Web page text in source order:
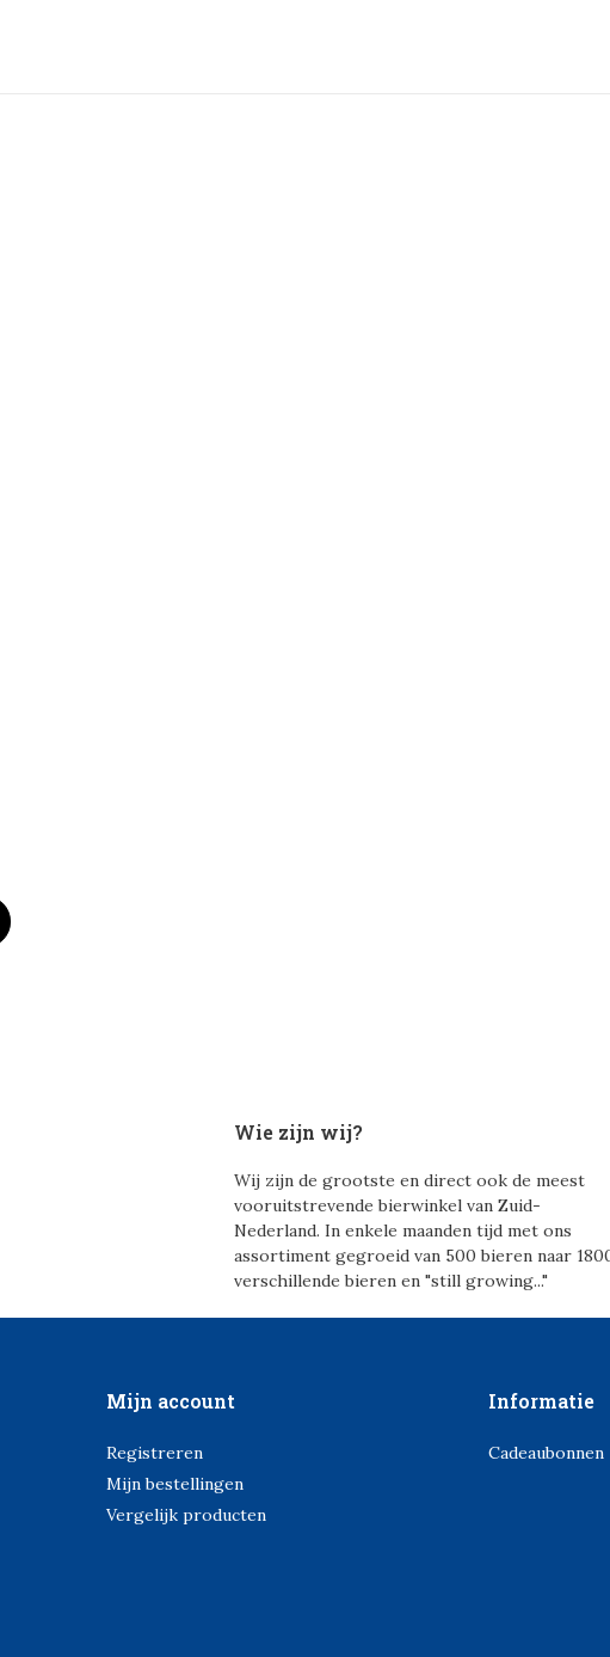
Wie zijn wij?
Wij zijn de grootste en direct ook de meest
vooruitstrevende bierwinkel van Zuid-
Nederland. In enkele maanden tijd met ons
assortiment gegroeid van 500 bieren naar
verschillende bieren en "still growing..."
Mijn account
Registreren
Mijn bestellingen
Vergelijk producten
Informatie
Cadeaubonnen